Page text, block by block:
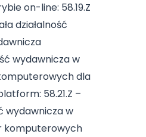
on-line: 58.19.Z
działalność
wydawnicza w
dla
58.21.Z –
wydawnicza w
komputerowych